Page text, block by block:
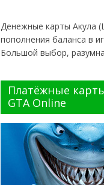
Денежные карты Акула
пополнения баланса в
Большой выбор,
Платёжные
GTA Online